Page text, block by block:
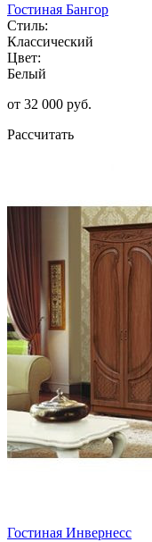
Гостиная Бангор
Стиль:
Классический
Цвет:
Белый
от 32 000 руб.
Рассчитать
Гостиная Инвернесс